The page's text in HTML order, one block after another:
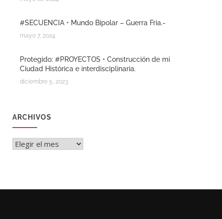
#SECUENCIA • Mundo Bipolar – Guerra Fria.-
mayo 7, 2024
Protegido: #PROYECTOS • Construcción de mi
Ciudad Histórica e interdisciplinaria.
diciembre 5, 2023
ARCHIVOS
Archivos